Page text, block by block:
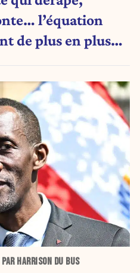
l’équation
de plus en plus
HARRISON DU BUS